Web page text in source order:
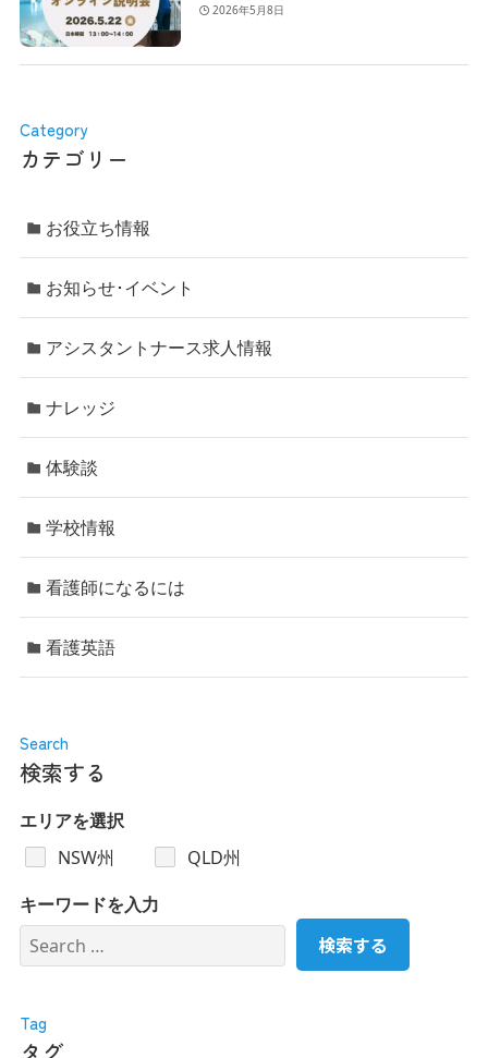
2026年5月8日
Category
カテゴリー
お役立ち情報
お知らせ･イベント
アシスタントナース求人情報
ナレッジ
体験談
学校情報
看護師になるには
看護英語
Search
検索する
エリアを選択
NSW州
QLD州
キーワードを入力
Tag